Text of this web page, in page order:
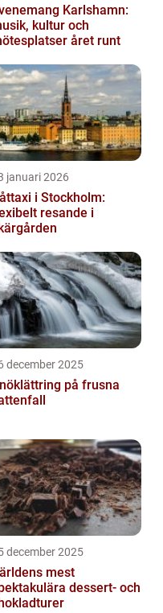
Karlshamn:
kultur och
året runt
januari 2026
i Stockholm:
resande i
december 2025
på frusna
december 2025
mest
dessert- och